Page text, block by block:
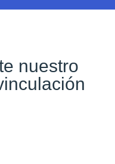
nuestro